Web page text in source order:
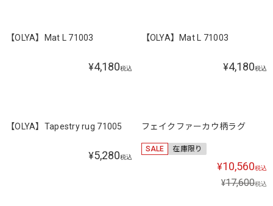
【OLYA】Mat L 71003
¥4,180税込
【OLYA】Mat L 71003
¥4,180税込
【OLYA】Tapestry rug 71005
¥5,280税込
フェイクファーカウ柄ラグ
SALE 在庫限り
¥10,560税込
¥17,600税込